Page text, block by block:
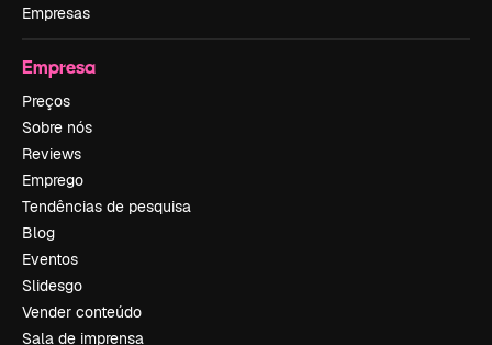
Empresas
Empresa
Preços
Sobre nós
Reviews
Emprego
Tendências de pesquisa
Blog
Eventos
Slidesgo
Vender conteúdo
Sala de imprensa